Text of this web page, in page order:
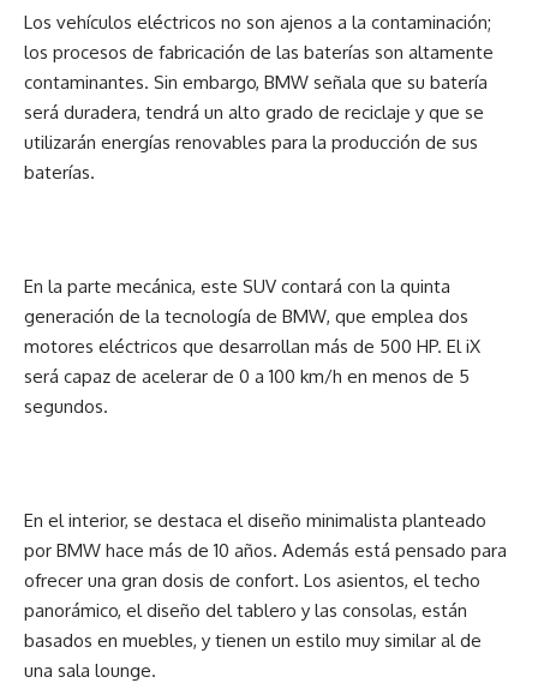
Los vehículos eléctricos no son ajenos a la contaminación;
los procesos de fabricación de las baterías son altamente
contaminantes. Sin embargo, BMW señala que su batería
será duradera, tendrá un alto grado de reciclaje y que se
utilizarán energías renovables para la producción de sus
baterías.
En la parte mecánica, este SUV contará con la quinta
generación de la tecnología de BMW, que emplea dos
motores eléctricos que desarrollan más de 500 HP. El iX
será capaz de acelerar de 0 a 100 km/h en menos de 5
segundos.
En el interior, se destaca el diseño minimalista planteado
por BMW hace más de 10 años. Además está pensado para
ofrecer una gran dosis de confort. Los asientos, el techo
panorámico, el diseño del tablero y las consolas, están
basados en muebles, y tienen un estilo muy similar al de
una sala lounge.